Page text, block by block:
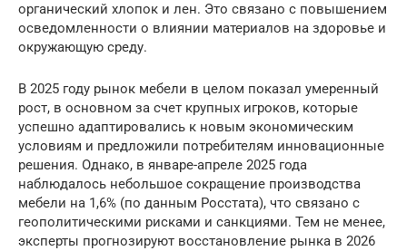
органический хлопок и лен. Это связано с повышением
осведомленности о влиянии материалов на здоровье и
окружающую среду.
В 2025 году рынок мебели в целом показал умеренный
рост, в основном за счет крупных игроков, которые
успешно адаптировались к новым экономическим
условиям и предложили потребителям инновационные
решения. Однако, в январе-апреле 2025 года
наблюдалось небольшое сокращение производства
мебели на 1,6% (по данным Росстата), что связано с
геополитическими рисками и санкциями. Тем не менее,
эксперты прогнозируют восстановление рынка в 2026